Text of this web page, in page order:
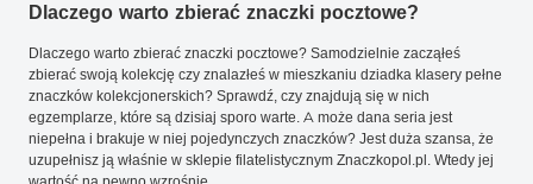
Dlaczego warto zbierać znaczki pocztowe?
Dlaczego warto zbierać znaczki pocztowe? Samodzielnie zacząłeś
zbierać swoją kolekcję czy znalazłeś w mieszkaniu dziadka klasery pełne
znaczków kolekcjonerskich? Sprawdź, czy znajdują się w nich
egzemplarze, które są dzisiaj sporo warte. A może dana seria jest
niepełna i brakuje w niej pojedynczych znaczków? Jest duża szansa, że
uzupełnisz ją właśnie w sklepie filatelistycznym Znaczkopol.pl. Wtedy jej